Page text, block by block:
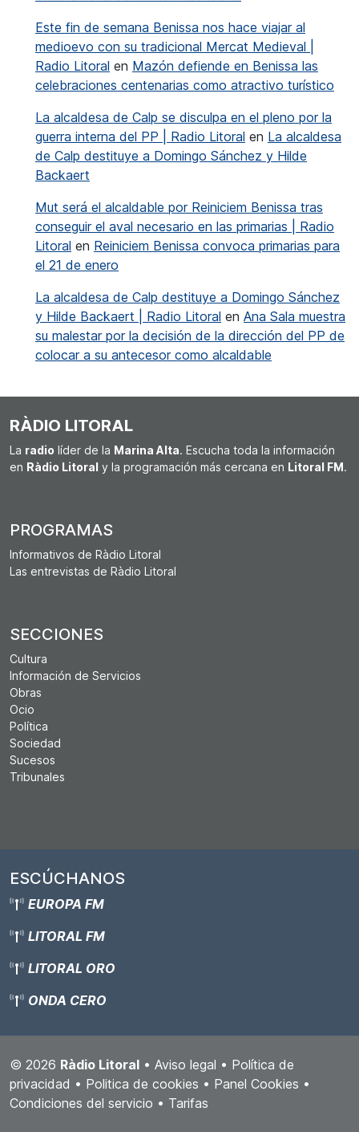
Este fin de semana Benissa nos hace viajar al
medioevo con su tradicional Mercat Medieval |
Radio Litoral en Mazón defiende en Benissa las
celebraciones centenarias como atractivo turístico
La alcaldesa de Calp se disculpa en el pleno por la
guerra interna del PP | Radio Litoral en La alcaldesa
de Calp destituye a Domingo Sánchez y Hilde
Backaert
Mut será el alcaldable por Reiniciem Benissa tras
conseguir el aval necesario en las primarias | Radio
Litoral en Reiniciem Benissa convoca primarias para
el 21 de enero
La alcaldesa de Calp destituye a Domingo Sánchez
y Hilde Backaert | Radio Litoral en Ana Sala muestra
su malestar por la decisión de la dirección del PP de
colocar a su antecesor como alcaldable
RÀDIO LITORAL
La radio líder de la Marina Alta. Escucha toda la información
en Ràdio Litoral y la programación más cercana en Litoral FM .
PROGRAMAS
Informativos de Ràdio Litoral
Las entrevistas de Ràdio Litoral
SECCIONES
Cultura
Información de Servicios
Obras
Ocio
Política
Sociedad
Sucesos
Tribunales
ESCÚCHANOS
EUROPA FM
LITORAL FM
LITORAL ORO
ONDA CERO
© 2026 Ràdio Litoral • Aviso legal • Política de
privacidad • Politica de cookies • Panel Cookies •
Condiciones del servicio • Tarifas